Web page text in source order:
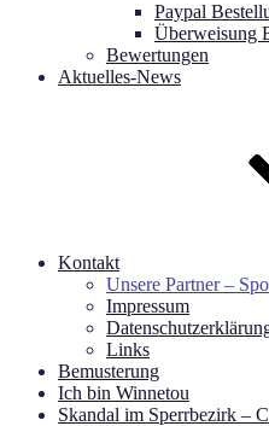
Paypal
Überweisung
Bewertungen
Aktuelles-News
Kontakt
Unsere Partner –
Impressum
Links
Bemusterung
Ich bin Winnetou
Skandal im Sperrbezirk –